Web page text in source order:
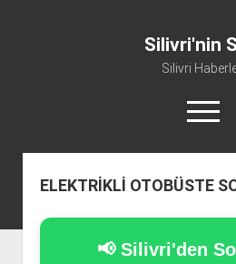
Silivri'nin
Silivri
m
e
ü
ü
Gündem
ELEKTRİKLİ OTOBÜSTE
📢 Silivri'den